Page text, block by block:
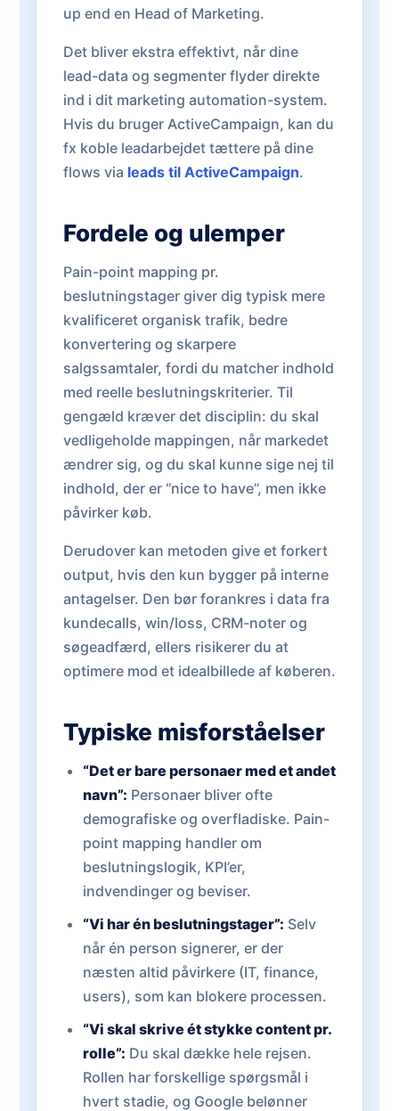
up end en Head of Marketing.
Det bliver ekstra effektivt, når dine
lead-data og segmenter flyder direkte
ind i dit marketing automation-system.
Hvis du bruger ActiveCampaign, kan du
fx koble leadarbejdet tættere på dine
flows via leads til ActiveCampaign.
Fordele og ulemper
Pain-point mapping pr.
beslutningstager giver dig typisk mere
kvalificeret organisk trafik, bedre
konvertering og skarpere
salgssamtaler, fordi du matcher indhold
med reelle beslutningskriterier. Til
gengæld kræver det disciplin: du skal
vedligeholde mappingen, når markedet
ændrer sig, og du skal kunne sige nej til
indhold, der er “nice to have”, men ikke
påvirker køb.
Derudover kan metoden give et forkert
output, hvis den kun bygger på interne
antagelser. Den bør forankres i data fra
kundecalls, win/loss, CRM-noter og
søgeadfærd, ellers risikerer du at
optimere mod et idealbillede af køberen.
Typiske misforståelser
“Det er bare personaer med et andet
navn”: Personaer bliver ofte
demografiske og overfladiske. Pain-
point mapping handler om
beslutningslogik, KPI’er,
indvendinger og beviser.
“Vi har én beslutningstager”: Selv
når én person signerer, er der
næsten altid påvirkere (IT, finance,
users), som kan blokere processen.
“Vi skal skrive ét stykke content pr.
rolle”: Du skal dække hele rejsen.
Rollen har forskellige spørgsmål i
hvert stadie, og Google belønner